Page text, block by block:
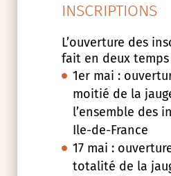
INSCRIPTIONS
L’ouverture des
fait en deux temps
1er mai :
moitié de la
l’ensemble des
Ile-de-France
17 mai :
totalité de la